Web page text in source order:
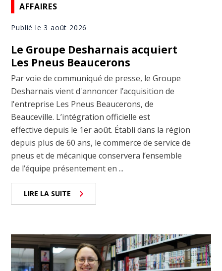
AFFAIRES
Publié le 3 août 2026
Le Groupe Desharnais acquiert
Les Pneus Beaucerons
Par voie de communiqué de presse, le Groupe
Desharnais vient d'annoncer l’acquisition de
l'entreprise Les Pneus Beaucerons, de
Beauceville. L’intégration officielle est
effective depuis le 1er août. Établi dans la région
depuis plus de 60 ans, le commerce de service de
pneus et de mécanique conservera l’ensemble
de l’équipe présentement en ...
LIRE LA SUITE